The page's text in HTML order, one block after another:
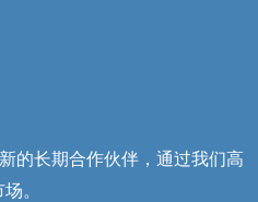
的长期合作伙伴，通过我们高
。